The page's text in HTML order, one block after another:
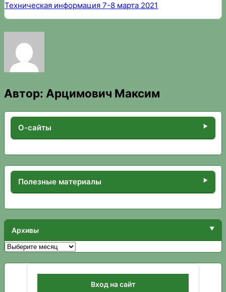
Техническая информация 7-8 марта 2021
Автор: Арцимович Максим
О-сайты
Полезные материалы
Архивы
Архивы
Вход на сайт